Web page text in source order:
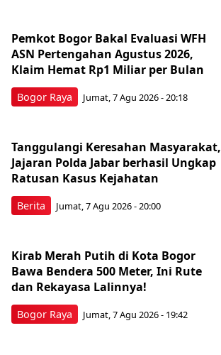
Bogor Raya
Pemkot Bogor Bakal Evaluasi WFH
ASN Pertengahan Agustus 2026,
Klaim Hemat Rp1 Miliar per Bulan
Jumat, 7 Agu 2026 - 20:18
Berita
Tanggulangi Keresahan Masyarakat,
Jajaran Polda Jabar berhasil Ungkap
Ratusan Kasus Kejahatan
Jumat, 7 Agu 2026 - 20:00
Bogor Raya
Kirab Merah Putih di Kota Bogor
Bawa Bendera 500 Meter, Ini Rute
dan Rekayasa Lalinnya!
Jumat, 7 Agu 2026 - 19:42